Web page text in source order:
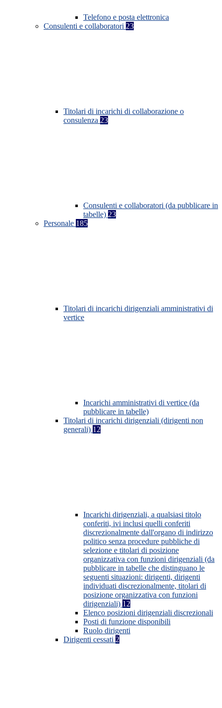
Telefono e posta elettronica
Consulenti e collaboratori 23
Titolari di incarichi di collaborazione o
consulenza 23
Consulenti e collaboratori (da pubblicare in
tabelle) 23
Personale 185
Titolari di incarichi dirigenziali amministrativi di
vertice
Incarichi amministrativi di vertice (da
pubblicare in tabelle)
Titolari di incarichi dirigenziali (dirigenti non
generali) 12
Incarichi dirigenziali, a qualsiasi titolo
conferiti, ivi inclusi quelli conferiti
discrezionalmente dall'organo di indirizzo
politico senza procedure pubbliche di
selezione e titolari di posizione
organizzativa con funzioni dirigenziali (da
pubblicare in tabelle che distinguano le
seguenti situazioni: dirigenti, dirigenti
individuati discrezionalmente, titolari di
posizione organizzativa con funzioni
dirigenziali) 12
Elenco posizioni dirigenziali discrezionali
Posti di funzione disponibili
Ruolo dirigenti
Dirigenti cessati 2